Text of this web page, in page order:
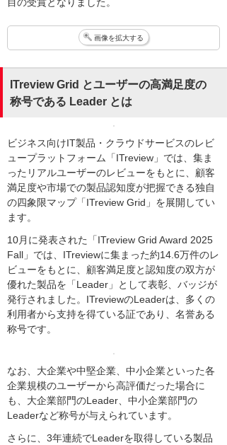
画像を拡大する
ITreview Grid とユーザーの高満足度の
称号である Leader とは
ビジネス向けIT製品・クラウドサービスのレビ
ュープラットフォーム「ITreview」では、集ま
ったリアルユーザーのレビューをもとに、顧客
満足度や市場での製品認知度が把握できる独自
の四象限マップ「ITreview Grid」を展開してい
ます。
10月に発表された「ITreview Grid Award 2025
Fall」では、ITreviewに集まった約14.6万件のレ
ビューをもとに、顧客満足度と認知度の双方が
優れた製品を「Leader」として表彰、バッジが
発行されました。ITreviewのLeaderは、多くの
利用者から支持を得ている証であり、名誉ある
称号です。
なお、大企業や中堅企業、中小企業といった各
企業規模のユーザーから高評価だった場合に
も、大企業部門のLeader、中小企業部門の
Leaderなど称号が与えられています。
さらに、3年連続でLeaderを取得している製品